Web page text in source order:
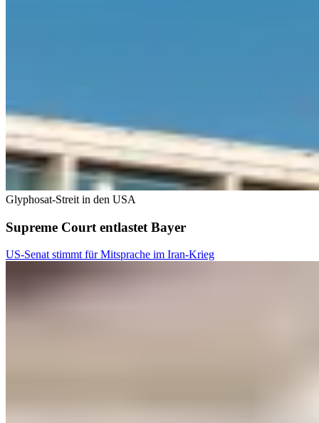
Glyphosat-Streit in den USA
Supreme Court entlastet Bayer
US-Senat stimmt für Mitsprache im Iran-Krieg